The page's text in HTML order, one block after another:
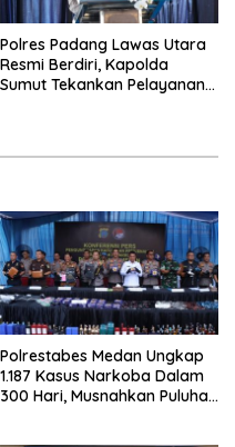
Polres Padang Lawas Utara
Resmi Berdiri, Kapolda
Sumut Tekankan Pelayanan
Polrestabes Medan Ungkap
1.187 Kasus Narkoba Dalam
300 Hari, Musnahkan Puluhan